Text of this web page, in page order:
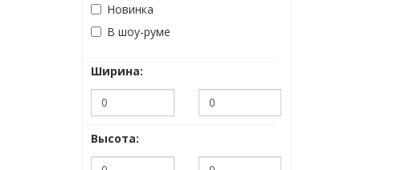
Новинка
В шоу-руме
Ширина:
Высота: